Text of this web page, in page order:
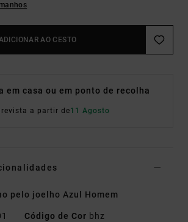
AO CESTO
em casa ou em ponto de recolha
a partir de11 Agosto
pelo joelho Azul Homem
Código de Cor bhz